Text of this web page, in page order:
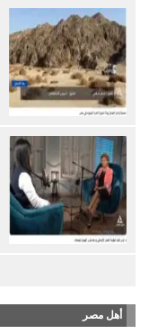
أهل مصر